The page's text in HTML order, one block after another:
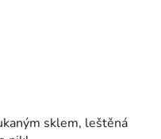
sklem, leštěná